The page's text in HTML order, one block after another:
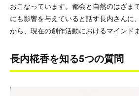
おこなっています。都会と自然のはざま
にも影響を与えていると話す長内さんに
から、現在の創作活動におけるマインド
長内椛香を知る5つの質問